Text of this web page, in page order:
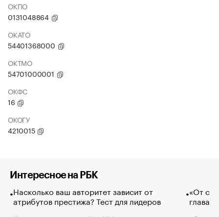
ОКПО
0131048864
ОКАТО
54401368000
ОКТМО
54701000001
ОКФС
16
ОКОГУ
4210015
Интересное на РБК
Насколько ваш авторитет зависит от
атрибутов престижа? Тест для лидеров
«От
глава